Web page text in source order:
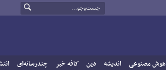
هوش مصنوعی اندیشه دین کافه خبر چندرسانه‌ای